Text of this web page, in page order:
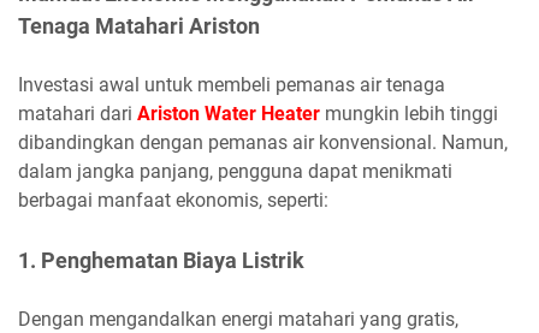
Tenaga Matahari Ariston
Investasi awal untuk membeli pemanas air tenaga
matahari dari Ariston Water Heater mungkin lebih tinggi
dibandingkan dengan pemanas air konvensional. Namun,
dalam jangka panjang, pengguna dapat menikmati
berbagai manfaat ekonomis, seperti:
1. Penghematan Biaya Listrik
Dengan mengandalkan energi matahari yang gratis,